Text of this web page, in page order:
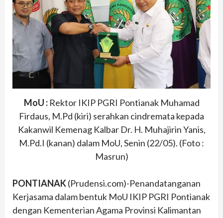
MoU :Rektor IKIP PGRI Pontianak Muhamad
Firdaus, M.Pd (kiri) serahkan cindremata kepada
Kakanwil Kemenag Kalbar Dr. H. Muhajirin Yanis,
M.Pd.I (kanan) dalam MoU, Senin (22/05). (Foto :
Masrun)
PONTIANAK(Prudensi.com)-Penandatanganan
Kerjasama dalam bentuk MoU IKIP PGRI Pontianak
dengan Kementerian Agama Provinsi Kalimantan